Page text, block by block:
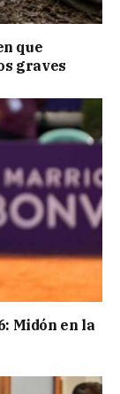
que
graves
Midón en la